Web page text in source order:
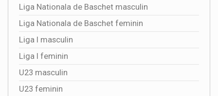
Liga Nationala de Baschet masculin
Liga Nationala de Baschet feminin
Liga I masculin
Liga I feminin
U23 masculin
U23 feminin